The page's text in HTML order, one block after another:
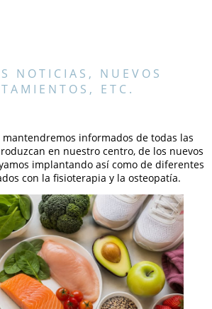
NOTICIAS, NUEVOS
ETC.
mantendremos informados de todas las
en nuestro centro, de los nuevos
implantando así como de diferentes
con la fisioterapia y la osteopatía.